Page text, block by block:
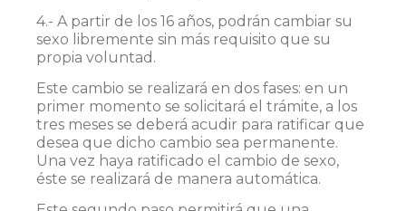
4.- A partir de los 16 años, podrán cambiar su
sexo libremente sin más requisito que su
propia voluntad.
Este cambio se realizará en dos fases: en un
primer momento se solicitará el trámite, a los
tres meses se deberá acudir para ratificar que
desea que dicho cambio sea permanente.
Una vez haya ratificado el cambio de sexo,
éste se realizará de manera automática.